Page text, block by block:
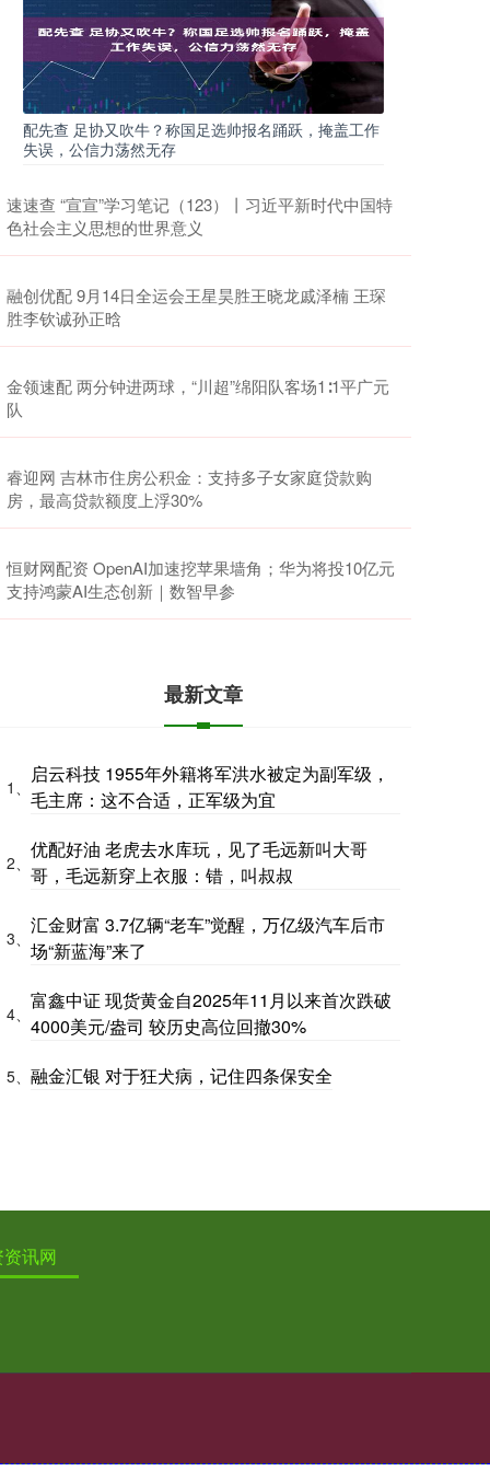
配先查 足协又吹牛？称国足选帅报名踊跃，掩盖工作
失误，公信力荡然无存
速速查 “宣宣”学习笔记（123）丨习近平新时代中国特
色社会主义思想的世界意义
融创优配 9月14日全运会王星昊胜王晓龙戚泽楠 王琛
胜李钦诚孙正晗
金领速配 两分钟进两球，“川超”绵阳队客场1∶1平广元
队
睿迎网 吉林市住房公积金：支持多子女家庭贷款购
房，最高贷款额度上浮30%
恒财网配资 OpenAI加速挖苹果墙角；华为将投10亿元
支持鸿蒙AI生态创新｜数智早参
最新文章
1、
启云科技 1955年外籍将军洪水被定为副军级，
毛主席：这不合适，正军级为宜
2、
优配好油 老虎去水库玩，见了毛远新叫大哥
哥，毛远新穿上衣服：错，叫叔叔
3、
汇金财富 3.7亿辆“老车”觉醒，万亿级汽车后市
场“新蓝海”来了
4、
富鑫中证 现货黄金自2025年11月以来首次跌破
4000美元/盎司 较历史高位回撤30%
5、 融金汇银 对于狂犬病，记住四条保安全
讯网